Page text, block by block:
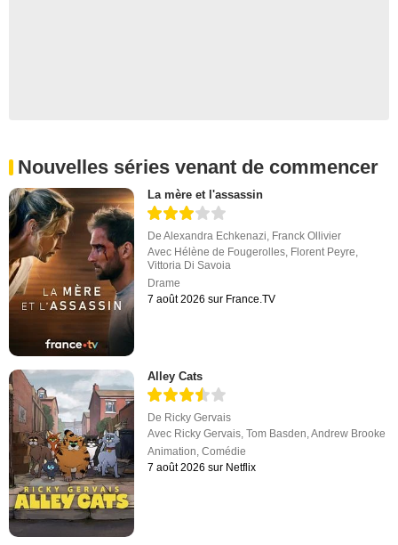
Nouvelles séries venant de commencer
La mère et l'assassin
DeAlexandra Echkenazi, Franck Ollivier
Avec Hélène de Fougerolles, Florent Peyre,
Vittoria Di Savoia
Drame
7 août 2026 sur France.TV
Alley Cats
De Ricky Gervais
Avec Ricky Gervais ,Tom Basden ,Andrew Brooke
Animation ,Comédie
7 août 2026 sur Netflix